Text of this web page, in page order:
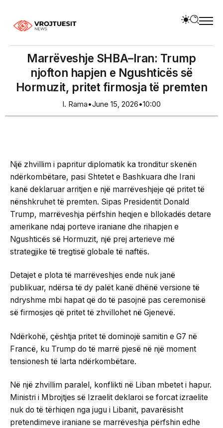
Marrëveshje SHBA–Iran: Trump
njofton hapjen e Ngushticës së
Hormuzit, pritet firmosja të premten
I. Rama•June 15, 2026•10:00
Një zhvillim i papritur diplomatik ka tronditur skenën
ndërkombëtare, pasi Shtetet e Bashkuara dhe Irani
kanë deklaruar arritjen e një marrëveshjeje që pritet të
nënshkruhet të premten. Sipas Presidentit Donald
Trump, marrëveshja përfshin heqjen e bllokadës detare
amerikane ndaj porteve iraniane dhe rihapjen e
Ngushticës së Hormuzit, një prej arterieve më
strategjike të tregtisë globale të naftës.
Detajet e plota të marrëveshjes ende nuk janë
publikuar, ndërsa të dy palët kanë dhënë versione të
ndryshme mbi hapat që do të pasojnë pas ceremonisë
së firmosjes që pritet të zhvillohet në Gjenevë.
Ndërkohë, çështja pritet të dominojë samitin e G7 në
Francë, ku Trump do të marrë pjesë në një moment
tensionesh të larta ndërkombëtare.
Në një zhvillim paralel, konflikti në Liban mbetet i hapur.
Ministri i Mbrojtjes së Izraelit deklaroi se forcat izraelite
nuk do të tërhiqen nga jugu i Libanit, pavarësisht
pretendimeve iraniane se marrëveshja përfshin edhe